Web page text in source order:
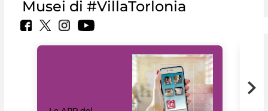
Musei di #VillaTorlonia